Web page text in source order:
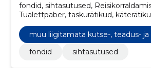
fondid, sihtasutused,
Tualettpaber, taskurätikud,
Tarkvara hooldus- ja
Televisioonisaadete tootmise
Kaasaskantavad arvutid, Reisibüroo-
teenused, kontoritarbed,
muu liigitamata kutse-, teadus- ja
tegevus
fondid
sihtasutused